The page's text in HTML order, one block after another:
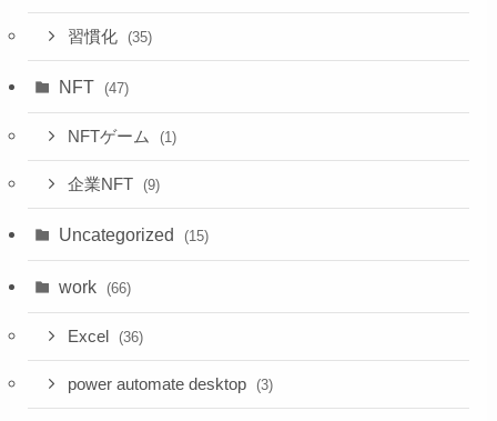
習慣化 (35)
NFT (47)
NFTゲーム (1)
企業NFT (9)
Uncategorized (15)
work (66)
Excel (36)
power automate desktop (3)